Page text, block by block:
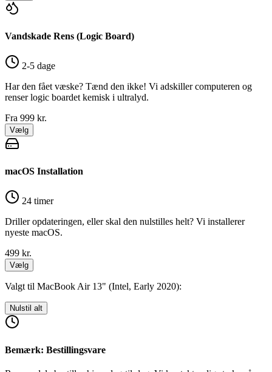
Vandskade Rens (Logic Board)
2-5 dage
Har den fået væske? Tænd den ikke! Vi adskiller computeren og
renser logic boardet kemisk i ultralyd.
Fra 999 kr.
Vælg
macOS Installation
24 timer
Driller opdateringen, eller skal den nulstilles helt? Vi installerer
nyeste macOS.
499 kr.
Vælg
Valgt til MacBook Air 13" (Intel, Early 2020):
Nulstil alt
Bemærk: Bestillingsvare